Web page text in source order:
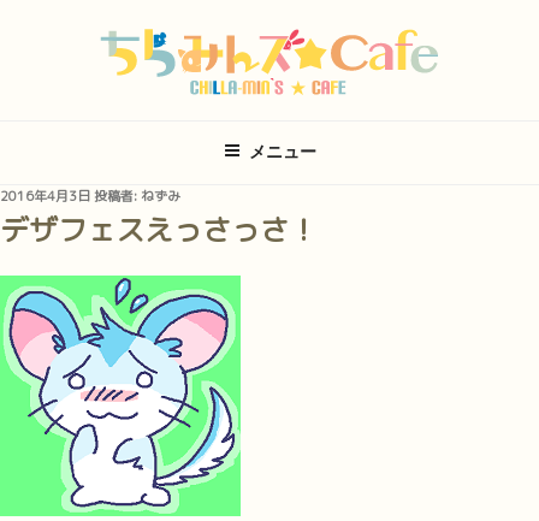
ス
キ
ッ
プ
メニュー
投
稿
日:
2016年4月3日投稿者: ねずみ
デザフェスえっさっさ！